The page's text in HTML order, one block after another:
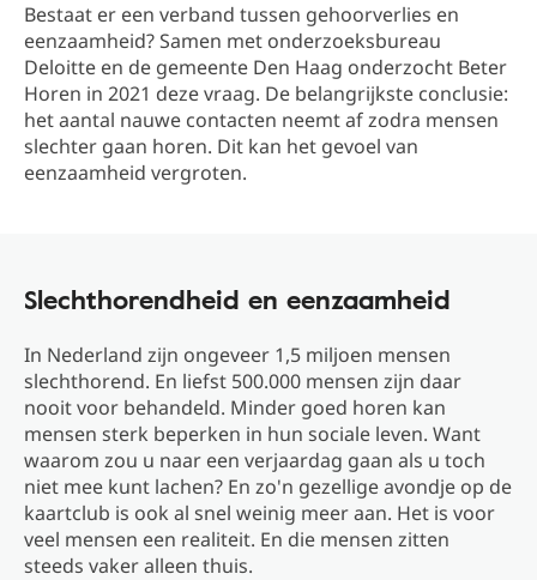
Bestaat er een verband tussen gehoorverlies en
eenzaamheid? Samen met onderzoeksbureau
Deloitte en de gemeente Den Haag onderzocht Beter
Horen in 2021 deze vraag. De belangrijkste conclusie:
het aantal nauwe contacten neemt af zodra mensen
slechter gaan horen. Dit kan het gevoel van
eenzaamheid vergroten.
Slechthorendheid en eenzaamheid
In Nederland zijn ongeveer 1,5 miljoen mensen
slechthorend. En liefst 500.000 mensen zijn daar
nooit voor behandeld. Minder goed horen kan
mensen sterk beperken in hun sociale leven. Want
waarom zou u naar een verjaardag gaan als u toch
niet mee kunt lachen? En zo'n gezellige avondje op de
kaartclub is ook al snel weinig meer aan. Het is voor
veel mensen een realiteit. En die mensen zitten
steeds vaker alleen thuis.